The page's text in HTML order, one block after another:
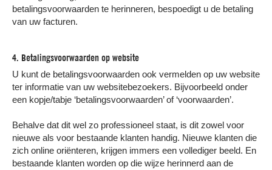
betalingsvoorwaarden te herinneren, bespoedigt u de betaling
van uw facturen.
4. Betalingsvoorwaarden op website
U kunt de betalingsvoorwaarden ook vermelden op uw website
ter informatie van uw websitebezoekers. Bijvoorbeeld onder
een kopje/tabje ‘betalingsvoorwaarden’ of ‘voorwaarden’.
Behalve dat dit wel zo professioneel staat, is dit zowel voor
nieuwe als voor bestaande klanten handig. Nieuwe klanten die
zich online oriënteren, krijgen immers een vollediger beeld. En
bestaande klanten worden op die wijze herinnerd aan de